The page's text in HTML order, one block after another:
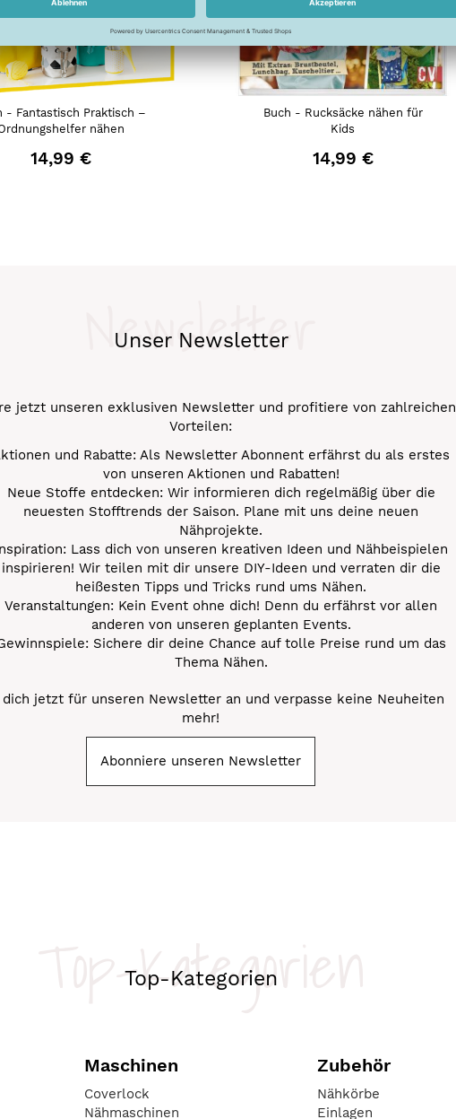
- Fantastisch Praktisch –
nähen
14,99 €
Buch - Rucksäcke nähen für
Kids
14,99 €
Unser Newsletter
Newsletter
jetzt unseren exklusiven Newsletter und profitiere von zahlreichen
Vorteilen:
und Rabatte: Als Newsletter Abonnent erfährst du als erstes
von unseren Aktionen und Rabatten!
Neue Stoffe entdecken: Wir informieren dich regelmäßig über die
neuesten Stofftrends der Saison. Plane mit uns deine neuen
Nähprojekte.
Lass dich von unseren kreativen Ideen und Nähbeispielen
inspirieren! Wir teilen mit dir unsere DIY-Ideen und verraten dir die
heißesten Tipps und Tricks rund ums Nähen.
Veranstaltungen: Kein Event ohne dich! Denn du erfährst vor allen
anderen von unseren geplanten Events.
Sichere dir deine Chance auf tolle Preise rund um das
Thema Nähen.
dich jetzt für unseren Newsletter an und verpasse keine Neuheiten
mehr!
Abonniere unseren Newsletter
Top-Kategorien
Top-Kategorien
Maschinen
Coverlock
Nähmaschinen
Zubehör
Nähkörbe
Einlagen